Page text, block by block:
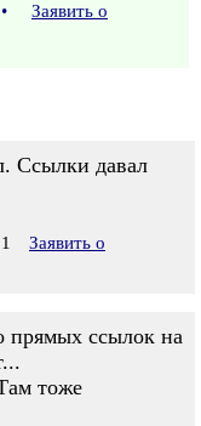
•
Заявить о
Ссылки давал
Заявить о
прямых ссылок на
тоже